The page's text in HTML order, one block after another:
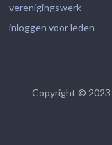
verenigingswerk
inloggen voor leden
Copyright © 2023